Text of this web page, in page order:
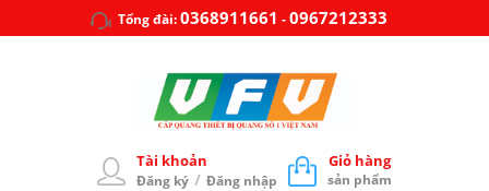
Tổng đài:0368911661 -0967212333
Tài khoản
Đăng ký / Đăng nhập
Giỏ hàng
sản phẩm